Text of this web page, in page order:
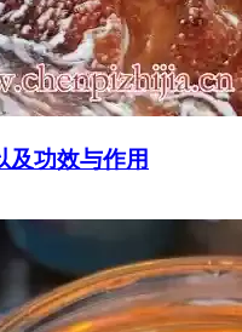
及功效与作用